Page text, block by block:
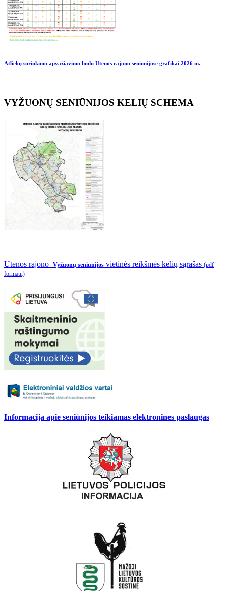
Atliekų surinkimo apvažiavimo būdu Utenos rajono seniūnijose grafikai 2026 m.
VYŽUONŲ SENIŪNIJOS KELIŲ SCHEMA
Utenos rajono Vyžuonų seniūnijos vietinės reikšmės kelių sąrašas (pdf
formatu)
Informacija apie seniūnijos teikiamas elektronines paslaugas